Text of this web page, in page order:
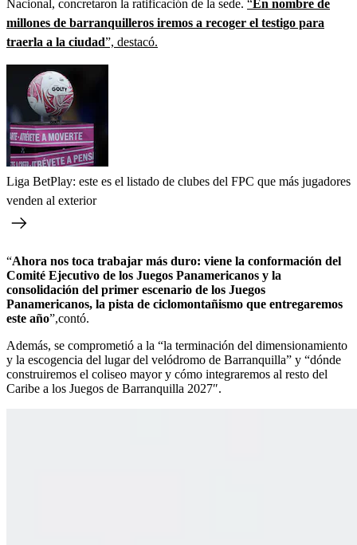
Nacional, concretaron la ratificación de la sede. “En nombre de
millones de barranquilleros iremos a recoger el testigo para
traerla a la ciudad”, destacó.
Liga BetPlay: este es el listado de clubes del FPC que más jugadores
venden al exterior
“Ahora nos toca trabajar más duro: viene la conformación del
Comité Ejecutivo de los Juegos Panamericanos y la
consolidación del primer escenario de los Juegos
Panamericanos, la pista de ciclomontañismo que entregaremos
este año”,contó.
Además, se comprometió a la “la terminación del dimensionamiento
y la escogencia del lugar del velódromo de Barranquilla” y “dónde
construiremos el coliseo mayor y cómo integraremos al resto del
Caribe a los Juegos de Barranquilla 2027″.